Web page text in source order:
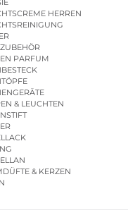
HERREN
PARFUM
& LEUCHTEN
& KERZEN